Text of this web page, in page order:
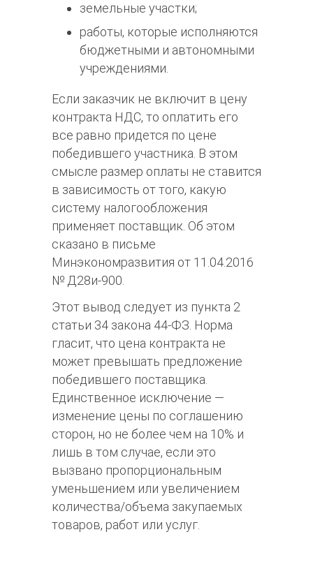
земельные участки;
работы, которые исполняются
бюджетными и автономными
учреждениями.
Если заказчик не включит в цену
контракта НДС, то оплатить его
все равно придется по цене
победившего участника. В этом
смысле размер оплаты не ставится
в зависимость от того, какую
систему налогообложения
применяет поставщик. Об этом
сказано в письме
Минэкономразвития от 11.04.2016
№ Д28и-900.
Этот вывод следует из пункта 2
статьи 34 закона 44-ФЗ. Норма
гласит, что цена контракта не
может превышать предложение
победившего поставщика.
Единственное исключение —
изменение цены по соглашению
сторон, но не более чем на 10% и
лишь в том случае, если это
вызвано пропорциональным
уменьшением или увеличением
количества/объема закупаемых
товаров, работ или услуг.